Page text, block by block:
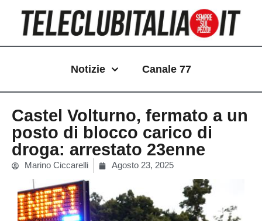
contenuto
Notizie Canale 77
Castel Volturno, fermato a un
posto di blocco carico di
droga: arrestato 23enne
Marino Ciccarelli Agosto 23, 2025